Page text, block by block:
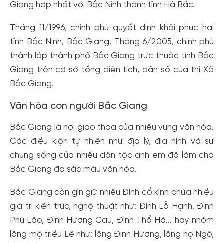
Giang hợp nhất với Bắc Ninh thành tỉnh Hà Bắc.
Tháng 11/1996, chính phủ quyết định khôi phục hai
tỉnh Bắc Ninh, Bắc Giang. Tháng 6/2005, chính phủ
thành lập thành phố Bắc Giang trực thuộc tỉnh Bắc
Giang trên cơ sở tổng diện tích, dân số của thị Xã
Bắc Giang.
Văn hóa con người Bắc Giang
Bắc Giang là nơi giao thoa của nhiều vùng văn hóa.
Các điều kiện tự nhiên như địa lý, địa hình và sự
chung sống của nhiều dân tộc anh em đã làm cho
Bắc Giang đa sắc màu văn hóa.
Bắc Giang còn gìn giữ nhiều Đình cổ kính chứa nhiều
giá trị kiến ​​trúc, nghệ thuật như: Đình Lỗ Hạnh, Đình
Phù Lão, Đình Hương Cau, Đình Thổ Hà... hay nhóm
lăng mộ triều Lê như: lăng Đinh Hương, lăng họ Ngô,